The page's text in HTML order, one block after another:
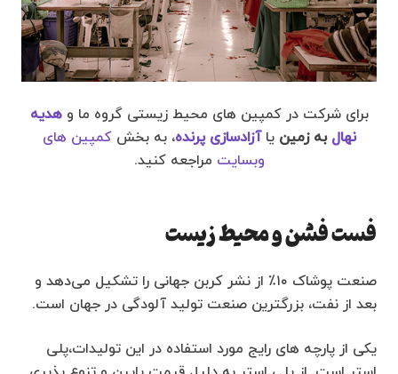
برای شرکت در کمپین های محیط زیستی گروه ما وهدیه
نهال به زمین یاآزادسازی پرنده، به بخشکمپین های
وبسایت مراجعه کنید.
فست فشن و محیط زیست
صنعت پوشاک ۱۰٪ از نشر کربن جهانی را تشکیل می‌دهد و
بعد از نفت، بزرگترین صنعت تولید آلودگی در جهان است.
یکی از پارچه های رایج مورد استفاده در این تولیدات،‪پلی